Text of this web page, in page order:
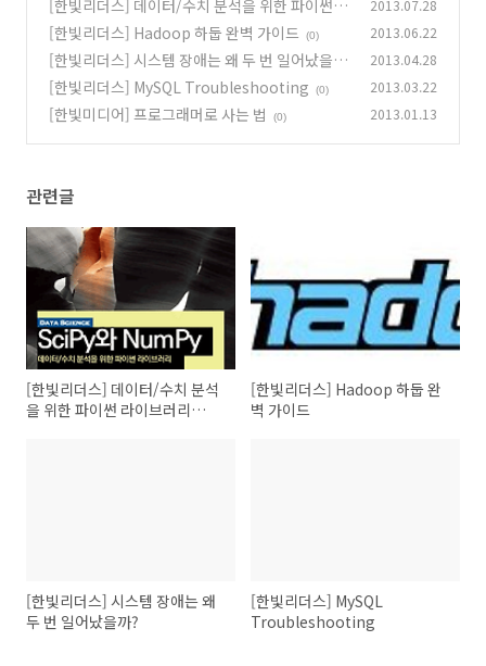
[한빛리더스] 데이터/수치 분석을 위한 파이썬 라
이브러리 SciPy와 NumPy
(0)
2013.07.28
[한빛리더스] Hadoop 하둡 완벽 가이드 (0) 2013.06.22
[한빛리더스] 시스템 장애는 왜 두 번 일어났을
까?
(0)
2013.04.28
[한빛리더스] MySQL Troubleshooting (0) 2013.03.22
[한빛미디어] 프로그래머로 사는 법 (0) 2013.01.13
관련글
[한빛리더스] 데이터/수치 분석
을 위한 파이썬 라이브러리
[한빛리더스] Hadoop 하둡 완
벽 가이드
[한빛리더스] 시스템 장애는 왜
두 번 일어났을까?
[한빛리더스] MySQL
Troubleshooting